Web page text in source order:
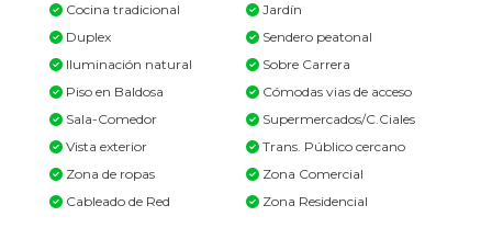
Cocina tradicional
Duplex
Iluminación natural
Piso en Baldosa
Sala-Comedor
Vista exterior
Zona de ropas
Cableado de Red
Jardín
Sendero peatonal
Sobre Carrera
Cómodas vias de acceso
Supermercados/C.Ciales
Trans. Público cercano
Zona Comercial
Zona Residencial